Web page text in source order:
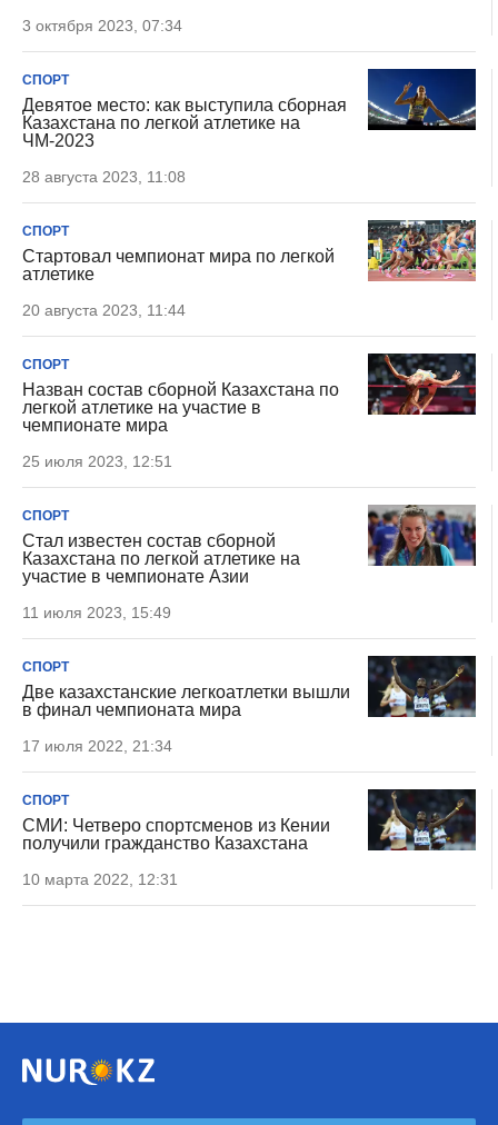
3 октября 2023, 07:34
СПОРТ
Девятое место: как выступила сборная
Казахстана по легкой атлетике на
ЧМ-2023
28 августа 2023, 11:08
СПОРТ
Стартовал чемпионат мира по легкой
атлетике
20 августа 2023, 11:44
СПОРТ
Назван состав сборной Казахстана по
легкой атлетике на участие в
чемпионате мира
25 июля 2023, 12:51
СПОРТ
Стал известен состав сборной
Казахстана по легкой атлетике на
участие в чемпионате Азии
11 июля 2023, 15:49
СПОРТ
Две казахстанские легкоатлетки вышли
в финал чемпионата мира
17 июля 2022, 21:34
СПОРТ
СМИ: Четверо спортсменов из Кении
получили гражданство Казахстана
10 марта 2022, 12:31